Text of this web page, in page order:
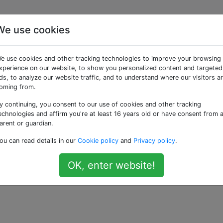
Mountain Lion auf
starten von USB
2011, das ich kürzlich von Mountain Lion auf Yosemite
ich eine Anwendung, die nur auf Mountain Lion
wiederherstellen, da ich kein Backup hatte. Ist es nun
zu installieren, von dem aus ich auch boote, ohne
Samsung-SSD-Laufwerk (dem einzigen Laufwerk im
installiert ist und ausgeführt wird?
use cookies
use cookies and other tracking technologies to improve your browsing
on our website, to show you personalized content and targeted
to analyze our website traffic, and to understand where our visitors
from.
continuing, you consent to our use of cookies and other tracking
and affirm you're at least 16 years old or have consent from a
or guardian.
can read details in our Cookie policy and Privacy policy.
OK, enter website!